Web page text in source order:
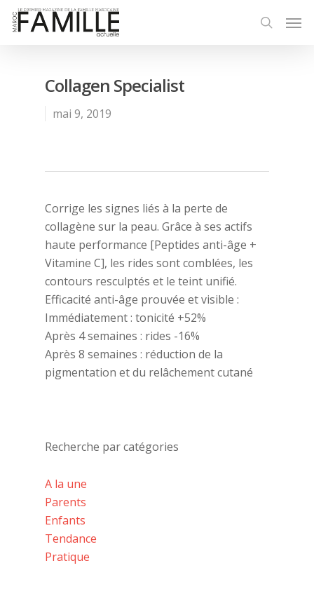
Collagen Specialist
mai 9, 2019
Corrige les signes liés à la perte de
collagène sur la peau. Grâce à ses actifs
haute performance [Peptides anti-âge +
Vitamine C], les rides sont comblées, les
contours resculptés et le teint unifié.
Efficacité anti-âge prouvée et visible :
Immédiatement : tonicité +52%
Après 4 semaines : rides -16%
Après 8 semaines : réduction de la
pigmentation et du relâchement cutané
Recherche par catégories
A la une
Parents
Enfants
Tendance
Pratique